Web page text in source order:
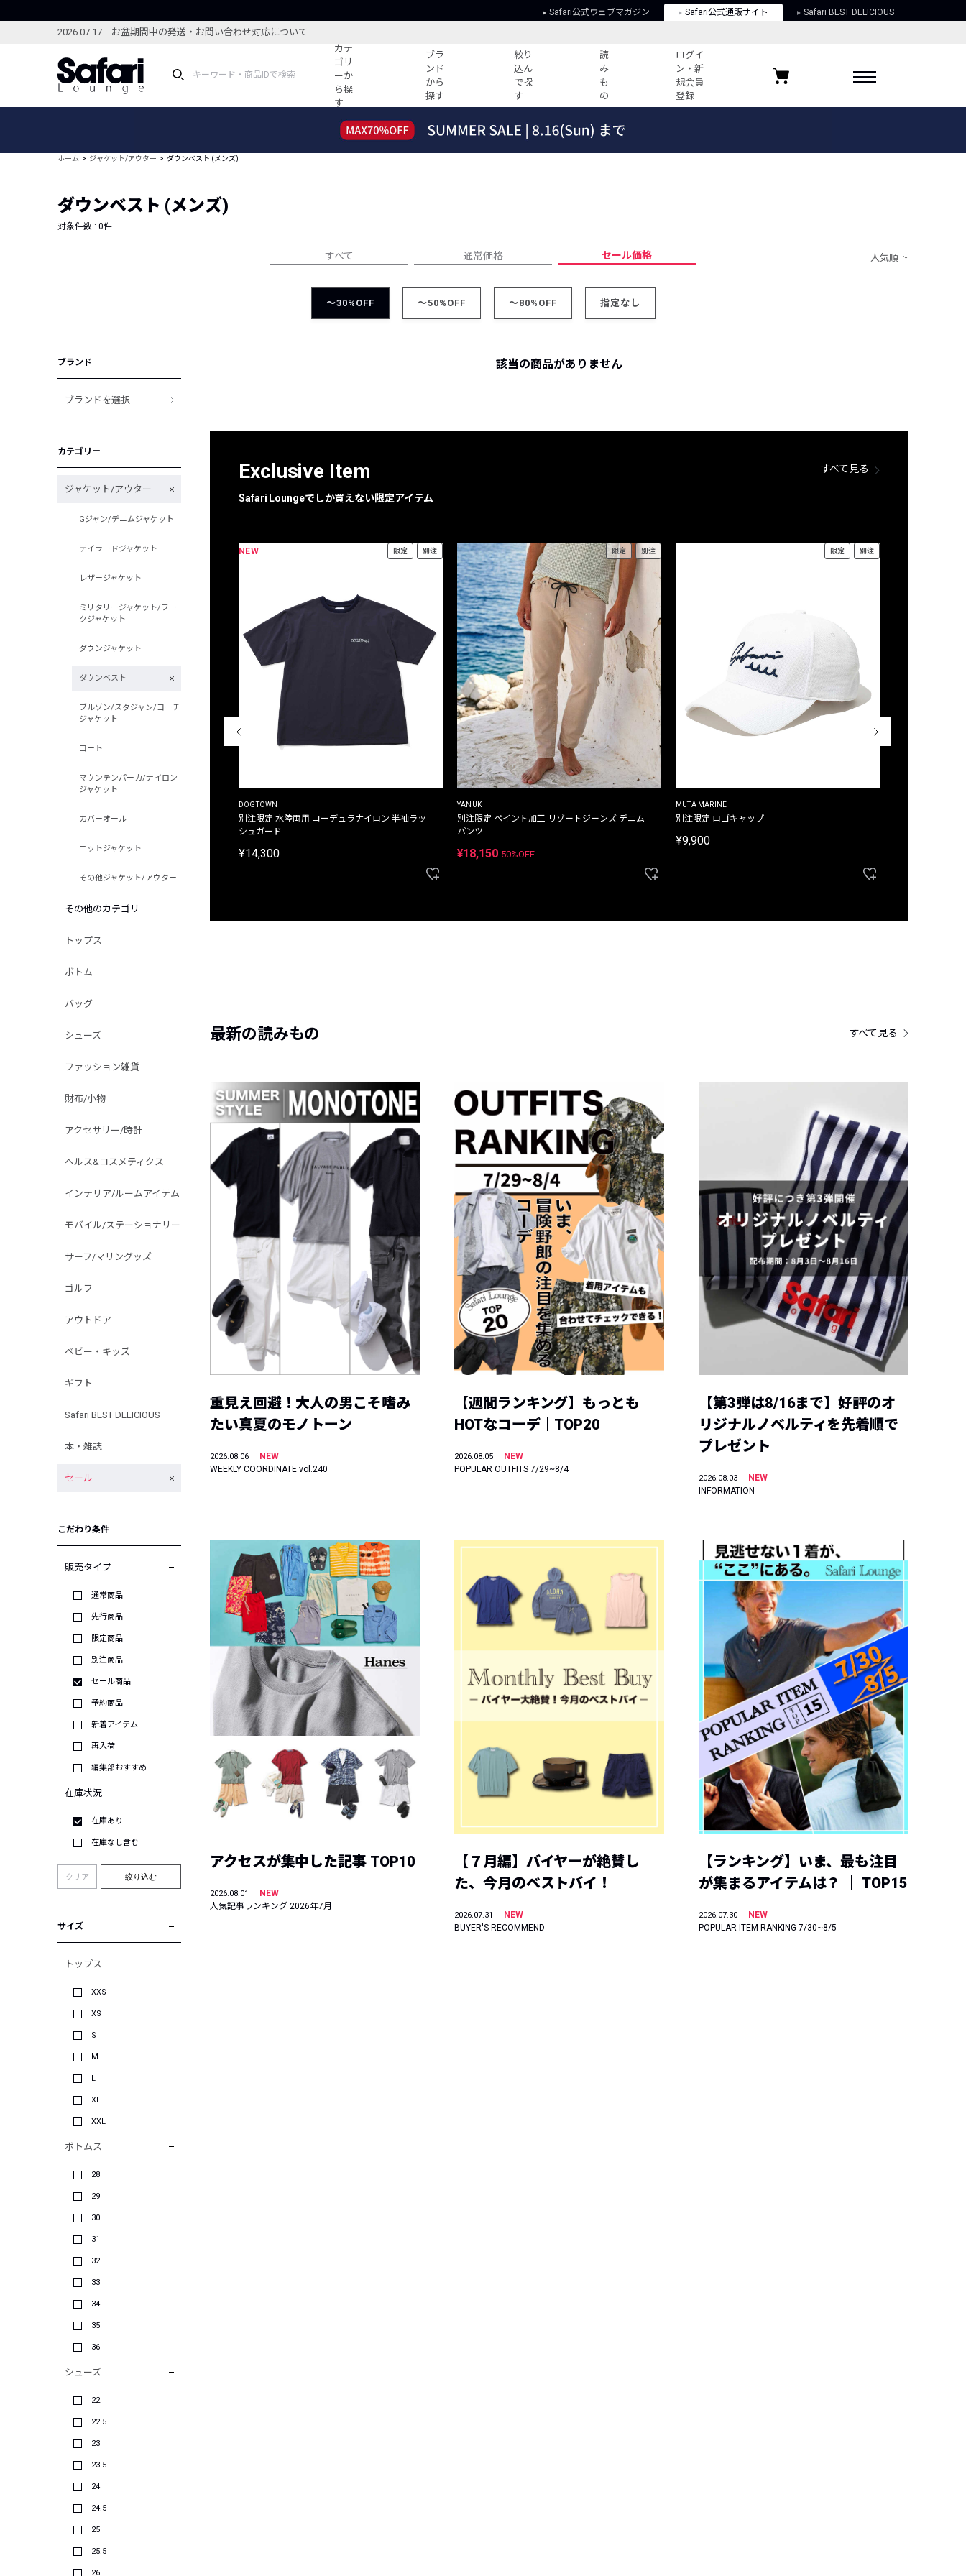
Safari公式ウェブマガジン Safari公式通販サイト Safari BEST DELICIOUS
2026.07.17 お盆期間中の発送・お問い合わせ対応について
カテ
ゴリ
ーか
ら探
す
ブラ
ンド
から
探す
絞り
込ん
で探
す
読
み
も
の
ログイ
ン・新
規会員
登録
ブランドから探す
新着アイテム
編集部のおすすめアイテム
特集記事
すべての記事
人気記事ランキング
ウィークリーコーデ
プライバシーポリシー
お気に入りブランド
ホーム ジャケット/アウター ダウンベスト (メンズ)
ダウンベスト (メンズ)
対象件数 : 0件
すべて 通常価格 セール価格 人気順
～30%OFF ～50%OFF ～80%OFF 指定なし
ブランド
ブランドを選択
カテゴリー
ジャケット/アウター
Gジャン/デニムジャケット
テイラードジャケット
レザージャケット
ミリタリージャケット/ワー
クジャケット
ダウンジャケット
ダウンベスト
ブルゾン/スタジャン/コーチ
ジャケット
コート
マウンテンパーカ/ナイロン
ジャケット
カバーオール
ニットジャケット
その他ジャケット/アウター
その他のカテゴリ
トップス
ボトム
バッグ
シューズ
ファッション雑貨
財布/小物
アクセサリー/時計
ヘルス&コスメティクス
インテリア/ルームアイテム
モバイル/ステーショナリー
サーフ/マリングッズ
ゴルフ
アウトドア
ベビー・キッズ
ギフト
Safari BEST DELICIOUS
本・雑誌
セール
こだわり条件
販売タイプ
通常商品
先行商品
限定商品
別注商品
セール商品
予約商品
新着アイテム
再入荷
編集部おすすめ
在庫状況
在庫あり
在庫なし含む
クリア 絞り込む
サイズ
トップス
XXS
XS
S
M
L
XL
XXL
ボトムス
28
29
30
31
32
33
34
35
36
シューズ
22
22.5
23
23.5
24
24.5
25
25.5
26
該当の商品がありません
Exclusive Item
Safari Loungeでしか買えない限定アイテム
すべて見る
別注限定 ピグメントダイ バックプリント サーフ
NEW 限定 別注
DOGTOWN
別注限定 水陸両用 コーデュラナイロン 半袖ラッ
シュガード
¥14,300
限定 別注
YANUK
別注限定 ペイント加工 リゾートジーンズ デニム
パンツ
¥18,150 50%OFF
限定 別注
MUTA MARINE
別注限定 ロゴキャップ
¥9,900
最新の読みもの すべて見る
重見え回避！大人の男こそ嗜み
たい真夏のモノトーン
2026.08.06
NEW
WEEKLY COORDINATE vol.240
【週間ランキング】もっとも
HOTなコーデ｜TOP20
2026.08.05
NEW
POPULAR OUTFITS 7/29~8/4
【第3弾は8/16まで】好評のオ
リジナルノベルティを先着順で
プレゼント
2026.08.03
NEW
INFORMATION
アクセスが集中した記事 TOP10
2026.08.01
NEW
人気記事ランキング 2026年7月
【７月編】バイヤーが絶賛し
た、今月のベストバイ！
2026.07.31
NEW
BUYER'S RECOMMEND
【ランキング】いま、最も注目
が集まるアイテムは？ ｜ TOP15
2026.07.30
NEW
POPULAR ITEM RANKING 7/30~8/5